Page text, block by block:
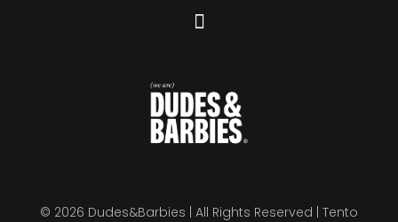
© 2026 Dudes&Barbies | All Rights Reserved | Tento